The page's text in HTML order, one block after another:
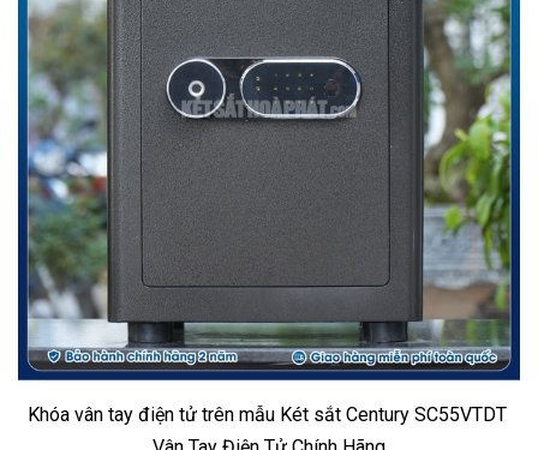
Khóa vân tay điện tử trên mẫu Két sắt Century SC55VTDT